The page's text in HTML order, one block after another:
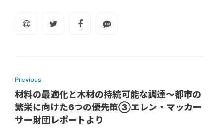
Previous
材料の最適化と木材の持続可能な調達〜都市の
繁栄に向けた6つの優先策③エレン・マッカー
サー財団レポートより